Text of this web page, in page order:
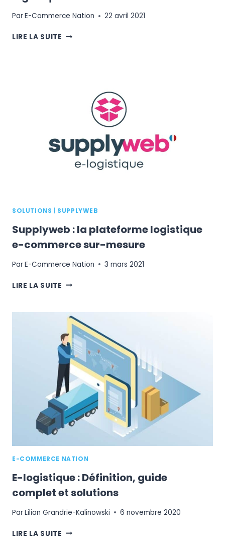
ParE-Commerce Nation 22 avril 2021
LIRE LA SUITE LES
SOLUTIONS SUPPLYWEB
Supplyweb : la plateforme logistique
e-commerce sur-mesure
ParE-Commerce Nation 3 mars 2021
LIRE LA SUITE SUPPLYWEB
PLATEFORME
LOGISTIQUE
E-
COMMERCE
SUR-
MESURE
E-COMMERCE NATION
E-logistique : Définition, guide
complet et solutions
ParLilian Grandrie-Kalinowski 6 novembre 2020
LIRE LA SUITE E-